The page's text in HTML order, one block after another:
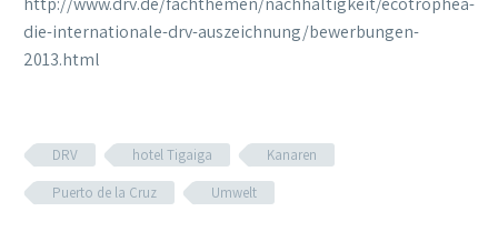
die-internationale-drv-auszeichnung/bewerbungen-
2013.html
DRV hotel Tigaiga
Kanaren
Puerto de la Cruz
Umwelt